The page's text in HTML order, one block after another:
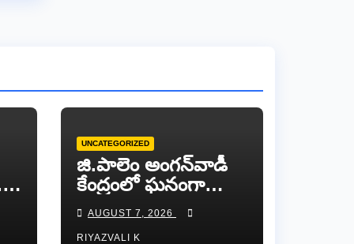
UNCATEGORIZED
జి.పాలెం అంగన్‌వాడీ
కేంద్రంలో ఘనంగా
‘తల్లిపాల
వారోత్సవాలు’
AUGUST 7, 2026
RIYAZVALI K